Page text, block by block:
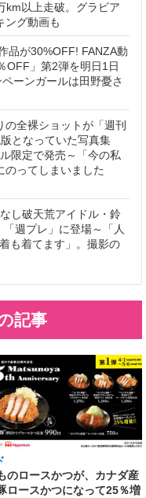
km以上走破。グラビア
ング動画も
品が30%OFF! FANZA動
OFF」第2弾を明日1日
ーンガールは田野憂さ
全裸ショットが「週刊
となっていた写真集
限定で発売～「今の私
のってしまいました
し破天荒アイドル・鈴
週プレ」に登場～「人
も着てます」。撮影の
記事
のロースかつが、カナダ産
ロースかつになって25％増